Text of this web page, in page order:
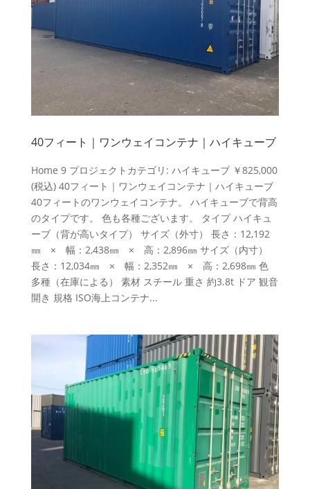
40フィート｜ワンウェイコンテナ｜ハイキューブ
Home 9 プロジェクトカテゴリ: ハイキューブ ￥825,000
(税込) 40フィート｜ワンウェイコンテナ｜ハイキューブ
40フィートのワンウェイコンテナ。 ハイキューブで背高
のタイプです。 色も各種ございます。 タイプ ハイキュ
ーブ（背が高いタイプ） サイズ（外寸） 長さ：12,192
㎜ × 幅：2,438㎜ × 高：2,896㎜ サイズ（内寸）
長さ：12,034㎜ × 幅：2,352㎜ × 高：2,698㎜ 色
多種（在庫による） 素材 スチール 重さ 約3.8t ドア 観音
開き 規格 ISO海上コンテナ...